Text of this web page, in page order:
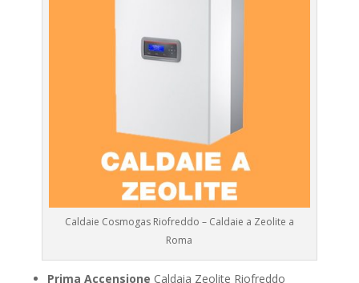
Caldaie Cosmogas Riofreddo – Caldaie a Zeolite a
Roma
Prima Accensione Caldaia Zeolite Riofreddo